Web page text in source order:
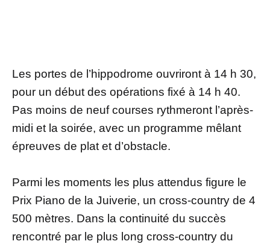
Les portes de l’hippodrome ouvriront à 14 h 30,
pour un début des opérations fixé à 14 h 40.
Pas moins de neuf courses rythmeront l’après-
midi et la soirée, avec un programme mêlant
épreuves de plat et d’obstacle.
Parmi les moments les plus attendus figure le
Prix Piano de la Juiverie, un cross-country de 4
500 mètres. Dans la continuité du succès
rencontré par le plus long cross-country du